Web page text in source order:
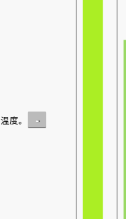
温度。 -